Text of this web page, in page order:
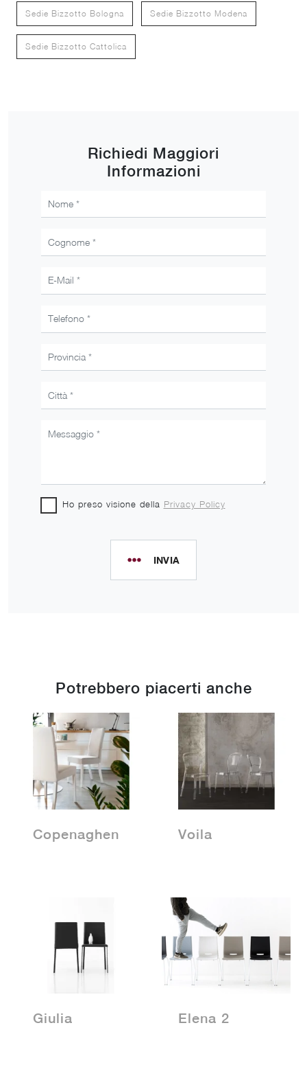
Sedie Bizzotto Bologna Sedie Bizzotto Modena
Sedie Bizzotto Cattolica
Richiedi Maggiori
Informazioni
Ho preso visione della Privacy Policy
INVIA
Potrebbero piacerti anche
Copenaghen Voila
Giulia Elena 2